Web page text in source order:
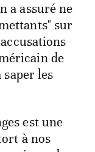
a assuré ne
sur
de
les
est une
à nos